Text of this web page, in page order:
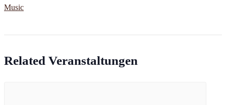
Music
Related Veranstaltungen